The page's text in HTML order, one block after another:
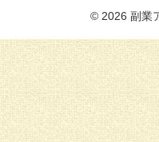
© 2026 副業